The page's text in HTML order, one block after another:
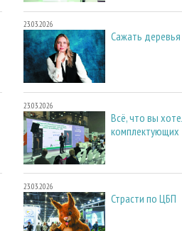
23.03.2026
Сажать
23.03.2026
Всё, что вы
комплектующих
23.03.2026
Страсти по ЦБП